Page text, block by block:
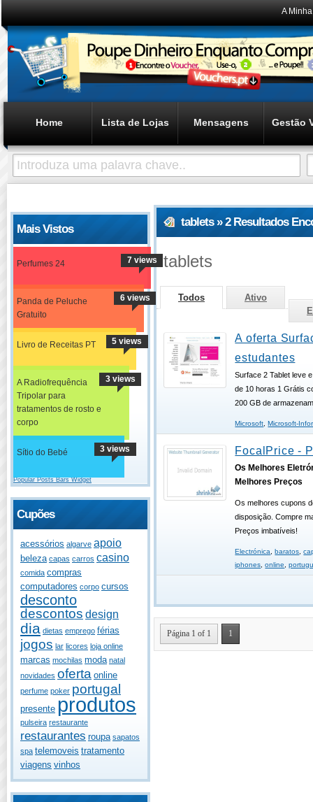
A
Home Lista de Lojas Mensagens Gestão
Mais Vistos
Perfumes 24 7 views
Panda de Peluche
Gratuito
6 views
Livro de Receitas PT 5 views
A Radiofrequência
Tripolar para
tratamentos de rosto e
corpo
3 views
Sítio do Bebé 3 views
Popular Posts Bars Widget
Cupões
acessórios algarve apoio
beleza capas carros casino
comida compras
computadores corpo cursos
desconto
descontos design
dia dietas emprego férias
jogos lar licores loja online
marcas mochilas moda natal
novidades oferta online
perfume poker portugal
presente produtos
pulseira restaurante
restaurantes roupa sapatos
spa telemoveis tratamento
viagens vinhos
tablets » 2 Resultados
tablets
Todos
Ativo
A oferta
estudantes
Surface 2 Tablet leve
de 10 horas 1 Grátis
200 GB de
Microsoft ,Microsoft-
FocalPrice -
Os Melhores
Melhores Preços
Os melhores cupons
disposição. Compre
Preços imbatíveis!
Electrónica ,baratos ,
iphones ,online ,
Página 1 of 1 1